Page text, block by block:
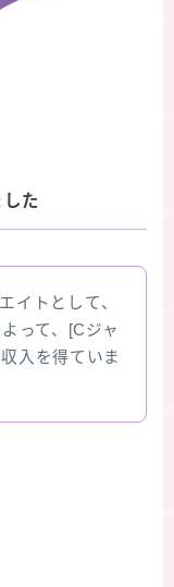
た
イトとして、
って、[Cジャ
入を得ていま